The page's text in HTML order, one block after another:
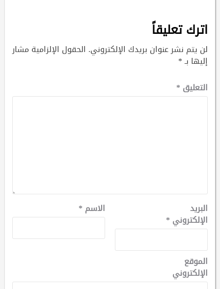
اترك تعليقاً
لن يتم نشر عنوان بريدك الإلكتروني. الحقول الإلزامية مشار
إليها بـ*
التعليق *
الاسم * البريد
الإلكتروني *
الموقع
الإلكتروني